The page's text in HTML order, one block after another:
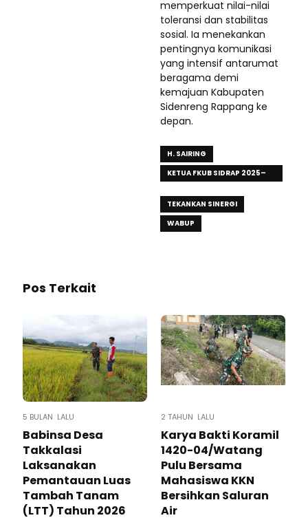
memperkuat nilai-nilai
toleransi dan stabilitas
sosial. Ia menekankan
pentingnya komunikasi
yang intensif antarumat
beragama demi
kemajuan Kabupaten
Sidenreng Rappang ke
depan.
H. SAIRING
KETUA FKUB SIDRAP 2025–
TEKANKAN SINERGI
WABUP
Pos Terkait
5 BULAN LALU
Babinsa Desa
Takkalasi
Laksanakan
Pemantauan Luas
Tambah Tanam
(LTT) Tahun 2026
2 TAHUN LALU
Karya Bakti Koramil
1420-04/Watang
Pulu Bersama
Mahasiswa KKN
Bersihkan Saluran
Air